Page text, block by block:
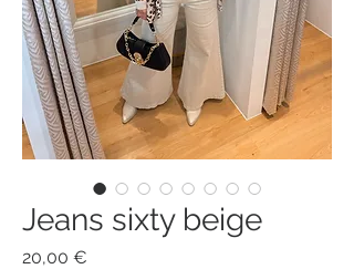
Jeans sixty beige
20,00 €